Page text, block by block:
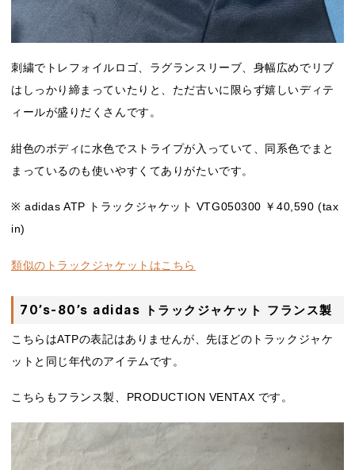
刺繍でトレフォイルロゴ、ラグランスリーブ、身幅広めでリブ
はしっかり締まっていたりと、ただ古いに限らず嬉しいディテ
ィールが盛りだくさんです。
紺色のボディに水色でストライプが入っていて、同系色でまと
まっているのも使いやすくてありがたいです。
※ adidas ATP トラックジャケット VTG050300 ￥40,590 (tax
in)
類似のトラックジャケットはこちら
70’s-80’s adidas トラックジャケット フランス製
こちらはATPの表記はありませんが、先ほどのトラックジャケ
ットと同じ年代のアイテムです。
こちらもフランス製、PRODUCTION VENTAX です。